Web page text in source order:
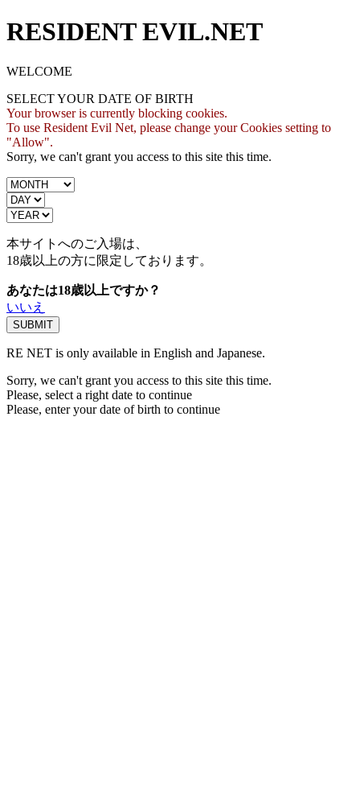
RESIDENT EVIL.NET
WELCOME
SELECT YOUR DATE OF BIRTH
Your browser is currently blocking cookies.
To use Resident Evil Net, please change your Cookies setting to
"Allow".
Sorry, we can't grant you access to this site this time.
本サイトへのご入場は、
18歳以上の方に限定しております。
あなたは18歳以上ですか？
いいえ
RE NET is only available in English and Japanese.
Sorry, we can't grant you access to this site this time.
Please, select a right date to continue
Please, enter your date of birth to continue